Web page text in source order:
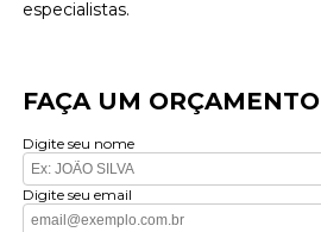
especialistas.
FAÇA UM ORÇAMENTO
Digite seu nome
Digite seu email